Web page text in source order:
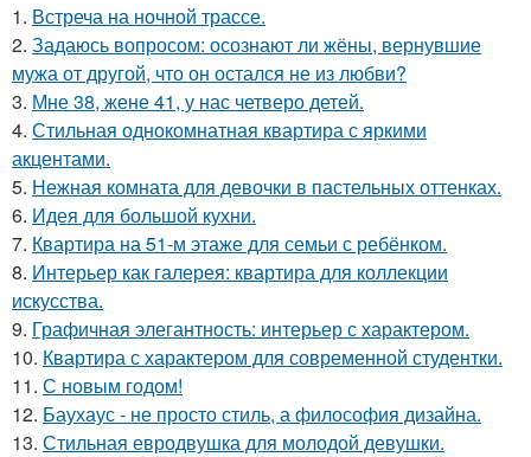
1. Встреча на ночной трассе.
2. Задаюсь вопросом: осознают ли жёны, вернувшие
мужа от другой, что он остался не из любви?
3. Мне 38, жене 41, у нас четверо детей.
4. Стильная однокомнатная квартира с яркими
акцентами.
5. Нежная комната для девочки в пастельных оттенках.
6. Идея для большой кухни.
7. Квартира на 51-м этаже для семьи с ребёнком.
8. Интерьер как галерея: квартира для коллекции
искусства.
9. Графичная элегантность: интерьер с характером.
10. Квартира с характером для современной студентки.
11. С новым годом!
12. Баухаус - не просто стиль, а философия дизайна.
13. Стильная евродвушка для молодой девушки.